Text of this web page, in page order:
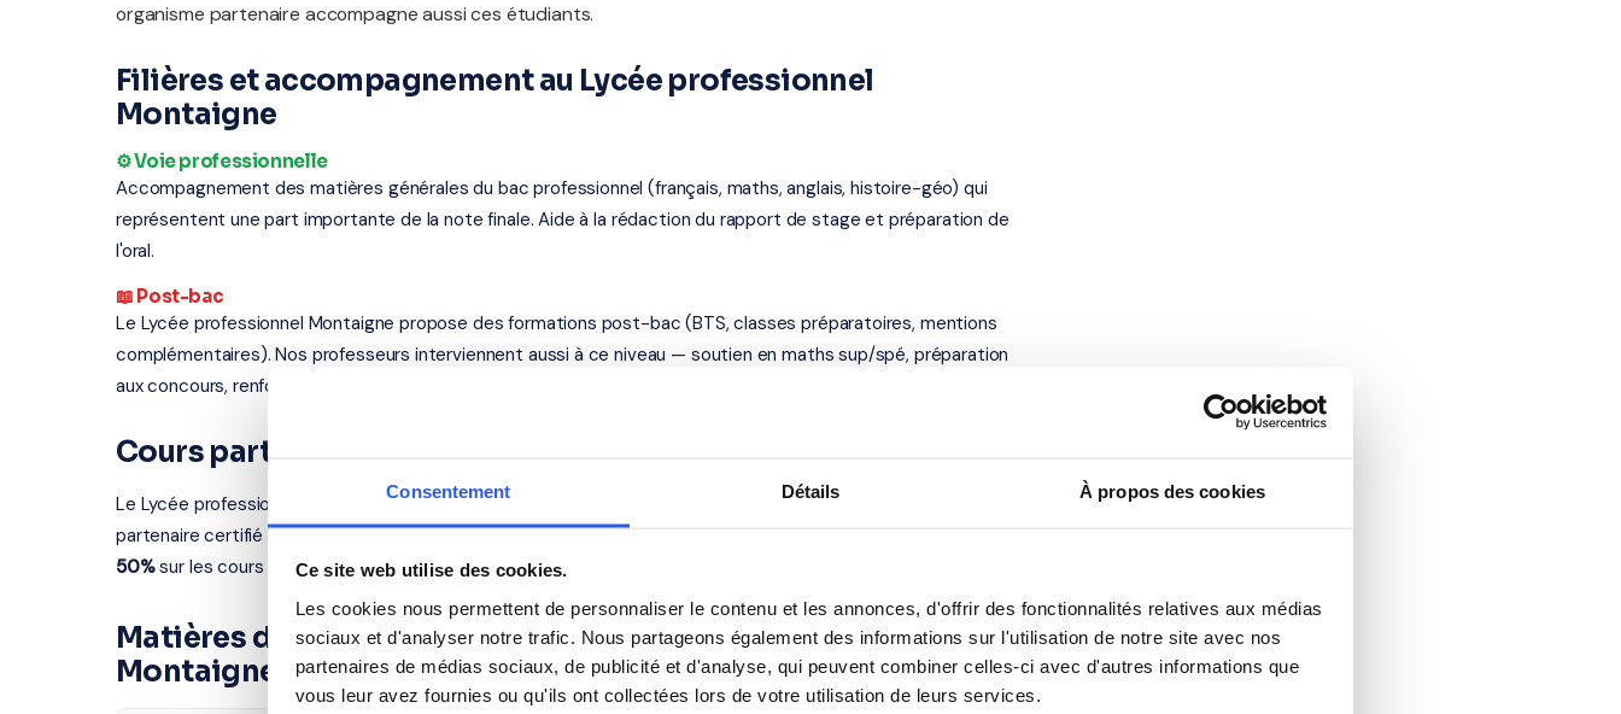
Consentement Détails À propos des cookies
Ce site web utilise des cookies.
Les cookies nous permettent de personnaliser le contenu et les annonces, d'offrir des fonctionnalités relatives aux médias
sociaux et d'analyser notre trafic. Nous partageons également des informations sur l'utilisation de notre site avec nos
partenaires de médias sociaux, de publicité et d'analyse, qui peuvent combiner celles-ci avec d'autres informations que
vous leur avez fournies ou qu'ils ont collectées lors de votre utilisation de leurs services.
organisme partenaire accompagne aussi ces étudiants.
Filières et accompagnement au Lycée professionnel
Montaigne
⚙️ Voie professionnelle
Accompagnement des matières générales du bac professionnel (français, maths, anglais, histoire-géo) qui
représentent une part importante de la note finale. Aide à la rédaction du rapport de stage et préparation de
l'oral.
📖 Post-bac
Le Lycée professionnel Montaigne propose des formations post-bac (BTS, classes préparatoires, mentions
complémentaires). Nos professeurs interviennent aussi à ce niveau — soutien en maths sup/spé, préparation
aux concours, renforcement en langues.
Cours particuliers à Amiens — académie de Amiens
Le Lycée professionnel Montaigne se situe au 3 rue Montaigne, à Amiens (80080). Notre organisme
partenaire certifié intervient à Amiens et dans les villes proches. Tous ouvrent droit au
50%sur les cours à domicile.
Matières disponibles pour les élèves du Lycée professionnel
Montaigne